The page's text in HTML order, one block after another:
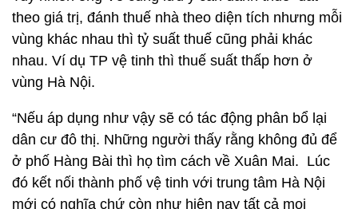
theo giá trị, đánh thuế nhà theo diện tích nhưng mỗi
vùng khác nhau thì tỷ suất thuế cũng phải khác
nhau. Ví dụ TP vệ tinh thì thuế suất thấp hơn ở
vùng Hà Nội.
“Nếu áp dụng như vậy sẽ có tác động phân bổ lại
dân cư đô thị. Những người thấy rằng không đủ để
ở phố Hàng Bài thì họ tìm cách về Xuân Mai. Lúc
đó kết nối thành phố vệ tinh với trung tâm Hà Nội
mới có nghĩa chứ còn như hiện nay tất cả mọi